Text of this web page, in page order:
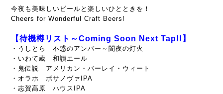
今夜も美味しいビールと楽しいひとときを！
Cheers for Wonderful Craft Beers!
【待機樽リスト～Coming Soon Next Tap!!】
・うしとら 不惑のアンバー～闇夜の灯火
・いわて蔵 和讃エール
・鬼伝説 アメリカン・バーレイ・ウィート
・オラホ ボサノヴァIPA
・志賀高原 ハウスIPA